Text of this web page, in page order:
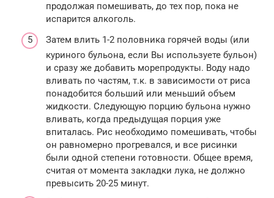
продолжая помешивать, до тех пор, пока не
испарится алкоголь.
Затем влить 1-2 половника горячей воды (или
куриного бульона, если Вы используете бульон)
и сразу же добавить морепродукты. Воду надо
вливать по частям, т.к. в зависимости от риса
понадобится больший или меньший объем
жидкости. Следующую порцию бульона нужно
вливать, когда предыдущая порция уже
впиталась. Рис необходимо помешивать, чтобы
он равномерно прогревался, и все рисинки
были одной степени готовности. Общее время,
считая от момента закладки лука, не должно
превысить 20-25 минут.